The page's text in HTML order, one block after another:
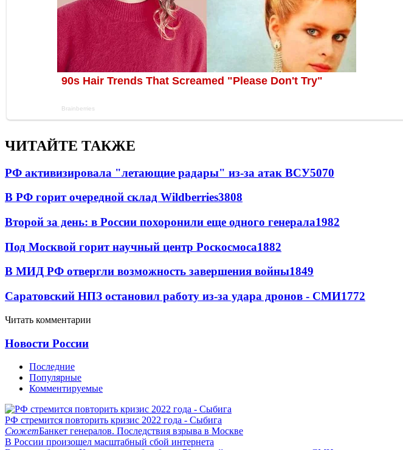
ЧИТАЙТЕ ТАКЖЕ
РФ активизировала "летающие радары" из-за атак ВСУ5070
В РФ горит очередной склад Wildberries3808
Второй за день: в России похоронили еще одного генерала1982
Под Москвой горит научный центр Роскосмоса1882
В МИД РФ отвергли возможность завершения войны1849
Саратовский НПЗ остановил работу из-за удара дронов - СМИ1772
Читать комментарии
Новости России
Последние
Популярные
Комментируемые
РФ стремится повторить кризис 2022 года - Сыбига
СюжетБанкет генералов. Последствия взрыва в Москве
В России произошел масштабный сбой интернета